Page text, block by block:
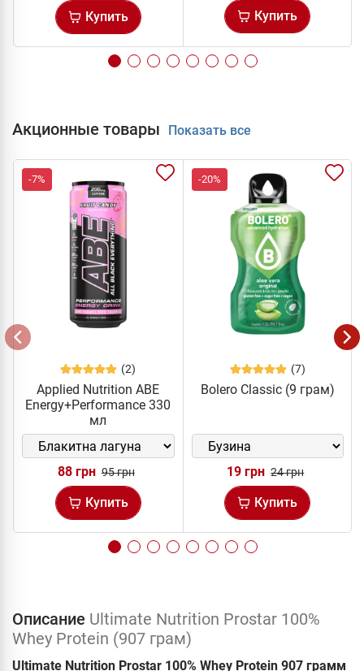
Купить
Купить
Акционные товары Показать все
-7%
(2)
Applied Nutrition ABE
Energy+Performance 330
мл
88 грн 95 грн
Купить
-20%
(7)
Bolero Classic (9 грам)
19 грн 24 грн
Купить
Описание Ultimate Nutrition Prostar 100%
Whey Protein (907 грам)
Ultimate Nutrition Prostar 100% Whey Protein 907 грамм